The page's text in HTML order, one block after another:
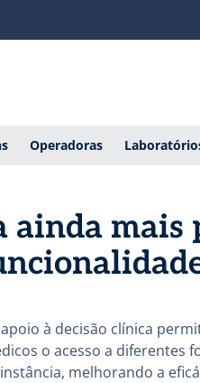
Operadoras
ainda mais
à decisão clínica
o acesso a diferentes
melhorando a